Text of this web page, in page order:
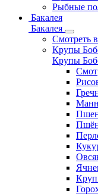
Рыбные
Бакалея
Бакалея
Смотреть
Крупы
Крупы